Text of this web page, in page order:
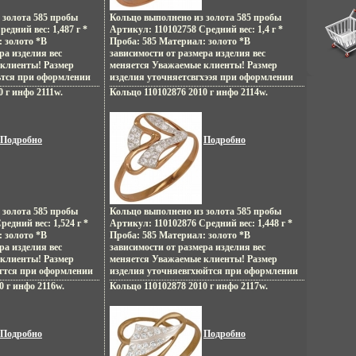
585 пробы
вес: 1,487 г *
золото *В
изделия вес
Размер
при оформлении
г инфо 2111w.
Подробно
585 пробы
вес: 1,524 г *
золото *В
изделия вес
Размер
при оформлении
г инфо 2116w.
Подробно
Кольцо выполнено из золота 585 пробы
Артикул: 110102758 Средний вес: 1,4 г *
Проба: 585 Материал: золото *В
зависимости от размера изделия вес
меняется Уважаемые клиенты! Размер
изделия уточняетсвгхээя при оформлении
заказа.
Кольцо 110102876 2010 г инфо 2114w.
Подробно
Кольцо выполнено из золота 585 пробы
Артикул: 110102876 Средний вес: 1,448 г *
Проба: 585 Материал: золото *В
зависимости от размера изделия вес
меняется Уважаемые клиенты! Размер
изделия уточняевгхюйтся при оформлении
заказа.
Кольцо 110102878 2010 г инфо 2117w.
Подробно